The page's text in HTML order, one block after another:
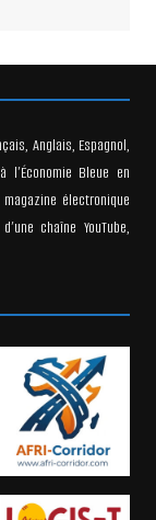
Anglais, Espagnol,
Bleue en
électronique
chaîne YouTube,